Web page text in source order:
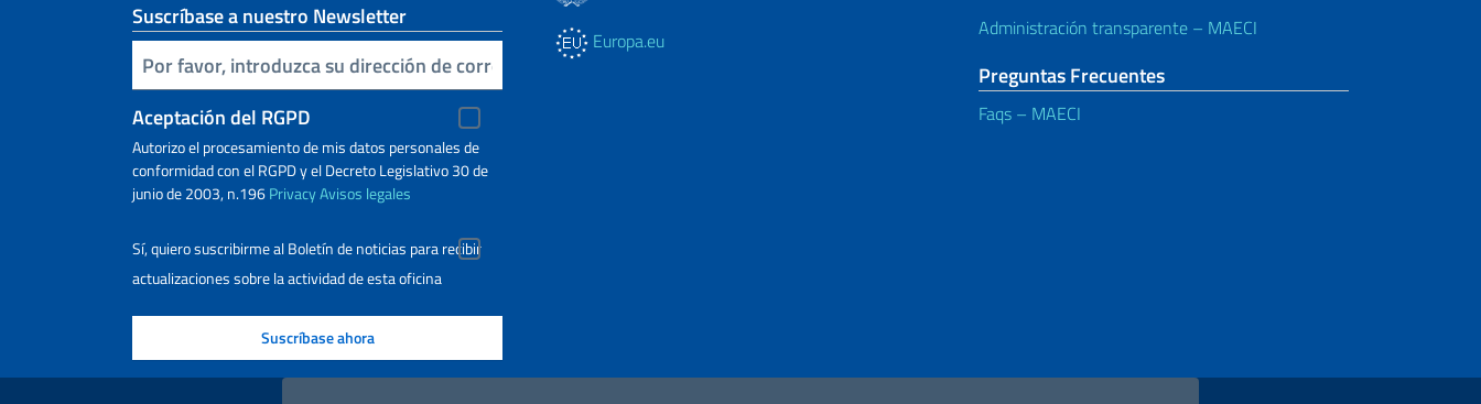
Suscríbase a nuestro Newsletter
Inserta tu correo electronico
Aceptación del RGPD
Autorizo ​​el procesamiento de mis datos personales de
conformidad con el RGPD y el Decreto Legislativo 30 de
junio de 2003, n.196PrivacyAvisos legales
Sí, quiero suscribirme al Boletín de noticias para recibir
actualizaciones sobre la actividad de esta oficina
Europa.eu
Administración transparente – MAECI
Preguntas Frecuentes
Faqs – MAECI